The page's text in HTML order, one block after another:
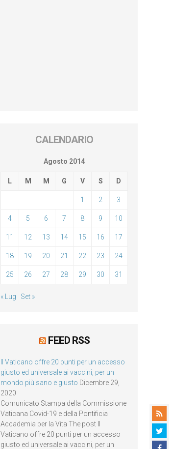
CALENDARIO
Agosto 2014
L M M G V S D
1 2 3
4 5 6 7 8 9 10
11 12 13 14 15 16 17
18 19 20 21 22 23 24
25 26 27 28 29 30 31
« Lug Set »
FEED RSS
Il Vaticano offre 20 punti per un accesso
giusto ed universale ai vaccini, per un
mondo più sano e giusto Dicembre 29,
2020
Comunicato Stampa della Commissione
Vaticana Covid-19 e della Pontificia
Accademia per la Vita The post Il
Vaticano offre 20 punti per un accesso
giusto ed universale ai vaccini, per un